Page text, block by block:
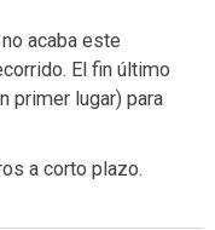
acaba este
El fin último
primer lugar) para
a corto plazo.